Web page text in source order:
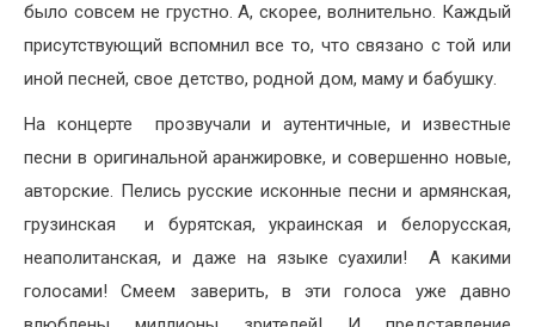
было совсем не грустно. А, скорее, волнительно. Каждый
присутствующий вспомнил все то, что связано с той или
иной песней, свое детство, родной дом, маму и бабушку.
На концерте прозвучали и аутентичные, и известные
песни в оригинальной аранжировке, и совершенно новые,
авторские. Пелись русские исконные песни и армянская,
грузинская и бурятская, украинская и белорусская,
неаполитанская, и даже на языке суахили! А какими
голосами! Смеем заверить, в эти голоса уже давно